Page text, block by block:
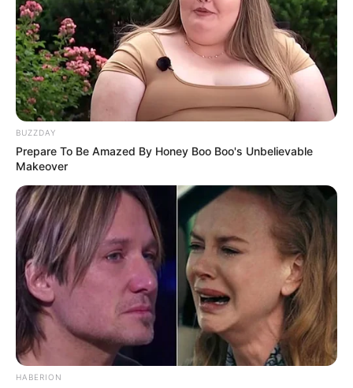
10 Pose Manekin Anti
Mainstream yang Konyol
Banget
8 Kata Lucu Seputar Malam
Minggu ala Jomblo yang Bikin
Ngenes
BUZZDAY
Prepare To Be Amazed By Honey Boo Boo's Unbelievable
Makeover
HABERION